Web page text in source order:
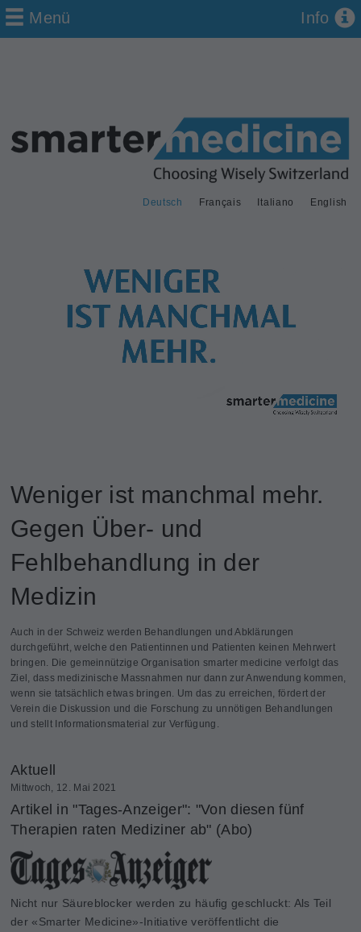
Deutsch Français Italiano English
Menü Info
Weniger ist manchmal mehr.
Gegen Über- und
Fehlbehandlung in der
Medizin
Auch in der Schweiz werden Behandlungen und Abklärungen
durchgeführt, welche den Patientinnen und Patienten keinen Mehrwert
bringen. Die gemeinnützige Organisation smarter medicine verfolgt das
Ziel, dass medizinische Massnahmen nur dann zur Anwendung kommen,
wenn sie tatsächlich etwas bringen. Um das zu erreichen, fördert der
Verein die Diskussion und die Forschung zu unnötigen Behandlungen
und stellt Informationsmaterial zur Verfügung.
Aktuell
Mittwoch, 12. Mai 2021
Artikel in "Tages-Anzeiger": "Von diesen fünf
Therapien raten Mediziner ab" (Abo)
Nicht nur Säureblocker werden zu häufig geschluckt: Als Teil
der «Smarter Medicine»-Initiative veröffentlicht die